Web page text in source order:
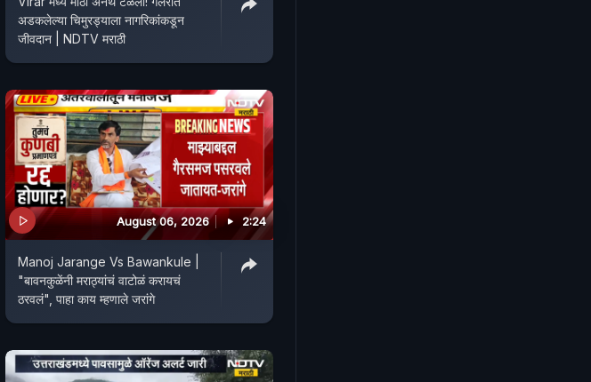
अडकलेल्या चिमुरड्याला नागरिकांकडून
जीवदान | NDTV मराठी
August 06, 2026 2:24
Manoj Jarange Vs Bawankule |
"बावनकुळेंनी मराठ्यांचं वाटोळं करायचं
ठरवलं", पाहा काय म्हणाले जरांगे